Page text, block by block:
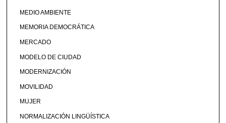
MEDIO AMBIENTE
MEMORIA DEMOCRÁTICA
MERCADO
MODELO DE CIUDAD
MODERNIZACIÓN
MOVILIDAD
MUJER
NORMALIZACIÓN LINGÜÍSTICA